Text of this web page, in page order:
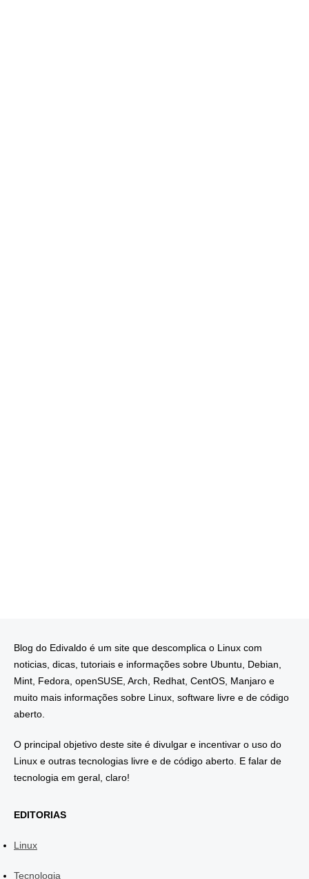
Blog do Edivaldo é um site que descomplica o Linux com
noticias, dicas, tutoriais e informações sobre Ubuntu, Debian,
Mint, Fedora, openSUSE, Arch, Redhat, CentOS, Manjaro e
muito mais informações sobre Linux, software livre e de código
aberto.
O principal objetivo deste site é divulgar e incentivar o uso do
Linux e outras tecnologias livre e de código aberto. E falar de
tecnologia em geral, claro!
EDITORIAS
Linux
Tecnologia